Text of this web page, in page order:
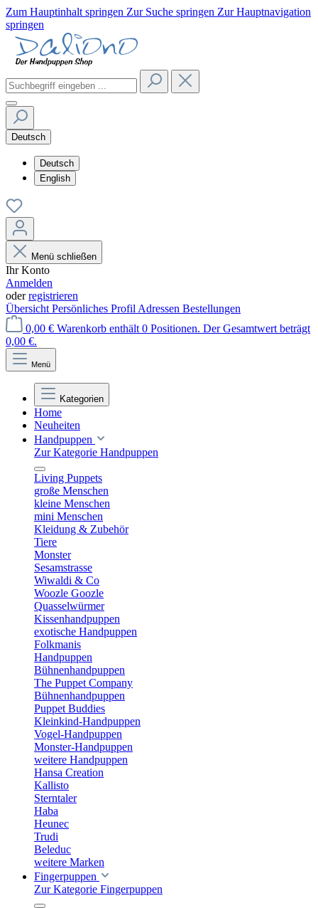
Zum Hauptinhalt springen Zur Suche springen Zur Hauptnavigation
springen
Deutsch
Deutsch
English
Menü schließen
Ihr Konto
Anmelden
oderregistrieren
Übersicht Persönliches Profil Adressen Bestellungen
0,00 € Warenkorb enthält 0 Positionen. Der Gesamtwert beträgt
0,00 €.
Menü
Kategorien
Home
Neuheiten
Handpuppen
Zur Kategorie Handpuppen
Living Puppets
große Menschen
kleine Menschen
mini Menschen
Kleidung & Zubehör
Tiere
Monster
Sesamstrasse
Wiwaldi & Co
Woozle Goozle
Quasselwürmer
Kissenhandpuppen
exotische Handpuppen
Folkmanis
Handpuppen
Bühnenhandpuppen
The Puppet Company
Bühnenhandpuppen
Puppet Buddies
Kleinkind-Handpuppen
Vogel-Handpuppen
Monster-Handpuppen
weitere Handpuppen
Hansa Creation
Kallisto
Sterntaler
Haba
Heunec
Trudi
Beleduc
weitere Marken
Fingerpuppen
Zur Kategorie Fingerpuppen